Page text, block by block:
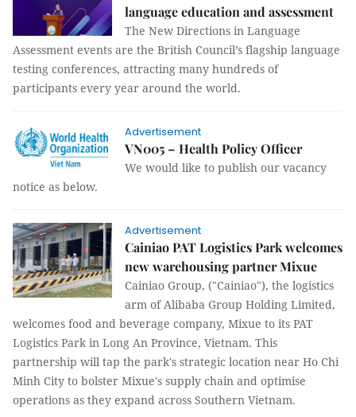
language education and assessment
The New Directions in Language
Assessment events are the British Council’s flagship language
testing conferences, attracting many hundreds of
participants every year around the world.
Advertisement
VN005 – Health Policy Officer
We would like to publish our vacancy
notice as below.
Advertisement
Cainiao PAT Logistics Park welcomes
new warehousing partner Mixue
Cainiao Group, ("Cainiao"), the logistics
arm of Alibaba Group Holding Limited,
welcomes food and beverage company, Mixue to its PAT
Logistics Park in Long An Province, Vietnam. This
partnership will tap the park's strategic location near Ho Chi
Minh City to bolster Mixue's supply chain and optimise
operations as they expand across Southern Vietnam.